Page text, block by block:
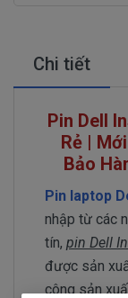
Chi tiết
Pin Dell
Rẻ |
Bảo
Pin laptop
nhập từ các
tín, pin Dell
được sản
công sản